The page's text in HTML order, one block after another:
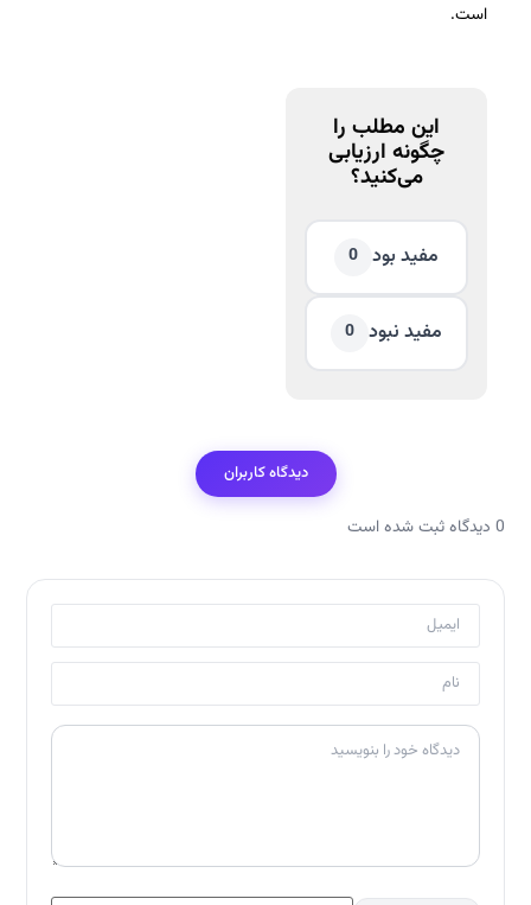
است.
این مطلب را
چگونه ارزیابی
می‌کنید؟
مفید بود 0
مفید نبود 0
دیدگاه کاربران
0 دیدگاه ثبت شده است